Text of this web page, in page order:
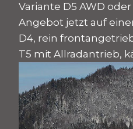
Variante D5 AWD
Angebot jetzt auf
D4, rein
T5 mit Allradantrieb,